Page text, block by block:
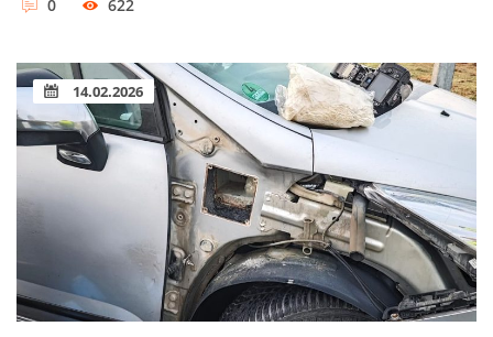
0 622
14.02.2026